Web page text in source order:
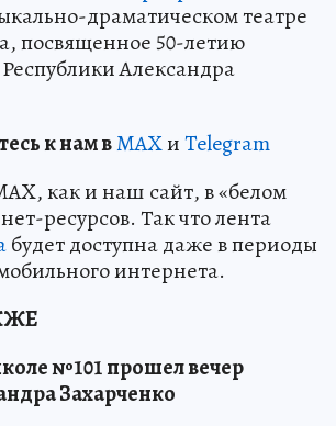
драматическом театре
посвященное 50-летию
Александра
к нам вMAXиTelegram
как и наш сайт, в «белом
ресурсов. Так что лента
будет доступна даже в периоды
интернета.
№101 прошел вечер
Захарченко